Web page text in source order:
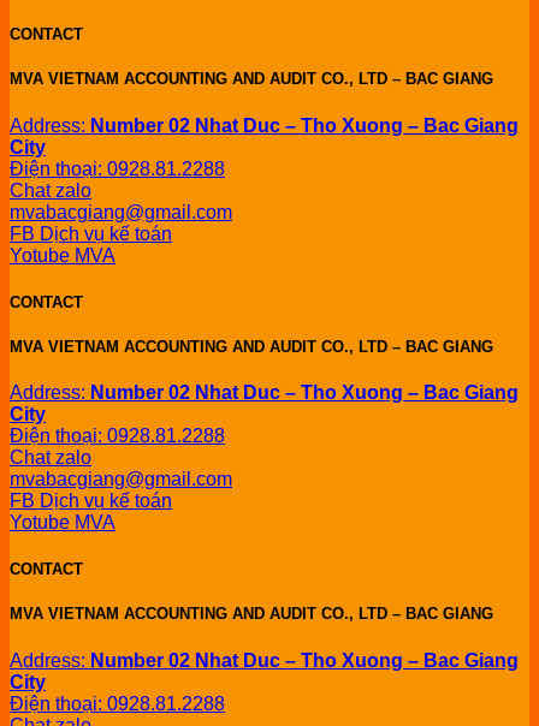
CONTACT
MVA VIETNAM ACCOUNTING AND AUDIT CO., LTD – BAC GIANG
Address: Number 02 Nhat Duc – Tho Xuong – Bac Giang
City
Điện thoại: 0928.81.2288
Chat zalo
mvabacgiang@gmail.com
FB Dịch vụ kế toán
Yotube MVA
CONTACT
MVA VIETNAM ACCOUNTING AND AUDIT CO., LTD – BAC GIANG
Address: Number 02 Nhat Duc – Tho Xuong – Bac Giang
City
Điện thoại: 0928.81.2288
Chat zalo
mvabacgiang@gmail.com
FB Dịch vụ kế toán
Yotube MVA
CONTACT
MVA VIETNAM ACCOUNTING AND AUDIT CO., LTD – BAC GIANG
Address: Number 02 Nhat Duc – Tho Xuong – Bac Giang
City
Điện thoại: 0928.81.2288